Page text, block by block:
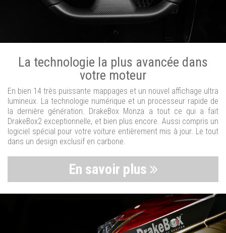
La technologie la plus avancée dans
votre moteur
En bien 14 très puissante mappages et un nouvel affichage ultra
lumineux. La technologie numérique et un processeur rapide de
la dernière génération. DrakeBox Monza a tout ce qui a fait
DrakeBox2 exceptionnelle, et bien plus encore. Aussi compris un
logiciel spécial pour votre voiture entièrement mis à jour. Le tout
dans un design exclusif en carbone.
En savoir plus